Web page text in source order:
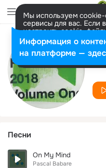
Мы используем
сервисы для вас. Если
настроить cookie-
представитель.
Разрешить все
Песни
On My Mind
Pascal Babare
Информация о
на платформе —